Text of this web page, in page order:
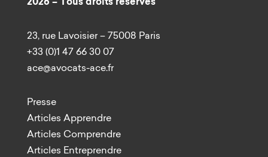
23, rue Lavoisier – 75008 Paris
+33 (0)1 47 66 30 07
ace@avocats-ace.fr
Presse
Articles Apprendre
Articles Comprendre
Articles Entreprendre